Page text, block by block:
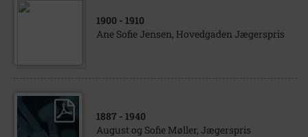
1900 - 1910
Ane Sofie Jensen, Hovedgaden Jægerspris
1887 - 1940
August og Sofie Møller, Jægerspris